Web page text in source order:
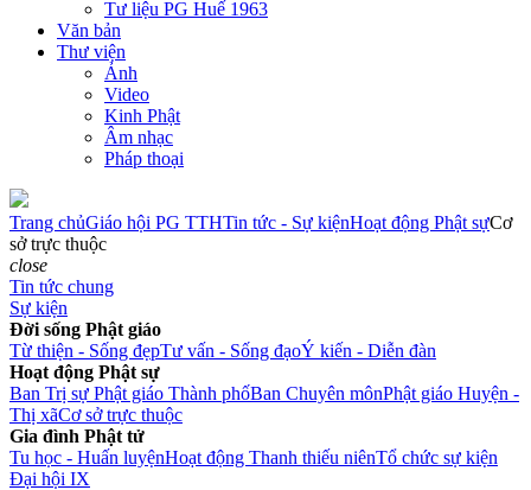
Tư liệu PG Huế 1963
Văn bản
Thư viện
Ảnh
Video
Kinh Phật
Âm nhạc
Pháp thoại
Trang chủGiáo hội PG TTHTin tức - Sự kiệnHoạt động Phật sựCơ
sở trực thuộc
close
Tin tức chung
Sự kiện
Đời sống Phật giáo
Từ thiện - Sống đẹpTư vấn - Sống đạoÝ kiến - Diễn đàn
Hoạt động Phật sự
Ban Trị sự Phật giáo Thành phốBan Chuyên mônPhật giáo Huyện -
Thị xãCơ sở trực thuộc
Gia đình Phật tử
Tu học - Huấn luyệnHoạt động Thanh thiếu niênTổ chức sự kiện
Đại hội IX